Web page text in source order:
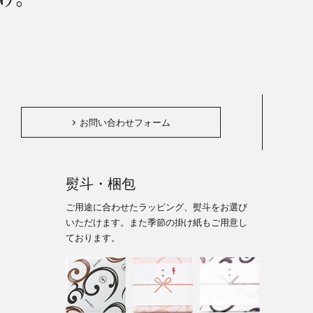
お問い合わせフォーム
熨斗・梱包
ご用途に合わせたラッピング、熨斗をお選び
いただけます。また季節の掛け紙もご用意し
ております。